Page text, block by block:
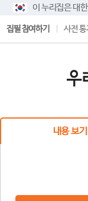
이 누리집은 대
집필 참여하기 사전 통
내용 보기